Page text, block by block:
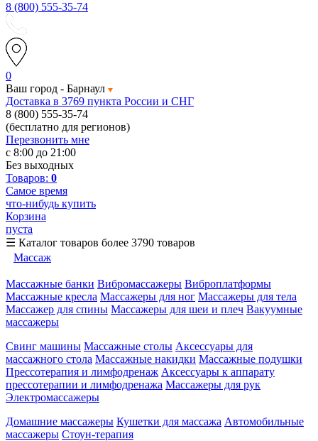
8 (800) 555-35-74
0
Ваш город - Барнаул
Доставка в 3769 пункта России и СНГ
8 (800) 555-35-74
(бесплатно для регионов)
Перезвонить мне
с 8:00 до 21:00
Без выходных
Товаров: 0
Самое время
что-нибудь купить
Корзина
пуста
☰ Каталог товаров более 3790 товаров
Массаж
Массажные банки Вибромассажеры Виброплатформы
Массажные кресла Массажеры для ног Массажеры для тела
Массажер для спины Массажеры для шеи и плеч Вакуумные
массажеры
Свинг машины Массажные столы Аксессуары для
массажного стола Массажные накидки Массажные подушки
Прессотерапия и лимфодренаж Аксессуары к аппарату
прессотерапии и лимфодренажа Массажеры для рук
Электромассажеры
Домашние массажеры Кушетки для массажа Автомобильные
массажеры Стоун-терапия